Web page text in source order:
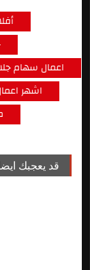
اعمال سهام
اشهر
قد يعجبك